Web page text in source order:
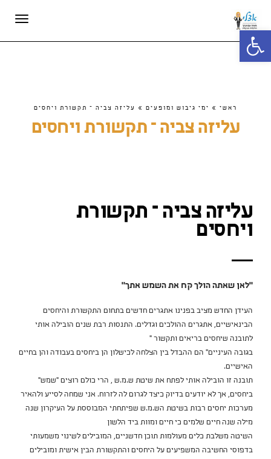
פתח סרגל נגישות
ראשי » ימי גיבוש ומופעים » עליזה צביה – תקשורת ויחסים
עליזה צביה – תקשורת ויחסים
עליזה צביה – תקשורת
ויחסים
"לאן שאתה הולך קח את השמש אתך"
העידן החדש מציב בפנינו אתגרים חדשים בתחום התקשורת והיחסים
הבינאישיים, אתגרים ההולכים וגדלים. התנסות רבת שנים הובילה אותי
לתובנה שיחסים בריאים ותקשור "
בגובה העיניים" הם ההבדל בין הצלחה לכישלון הן ביחסים בעבודה והן בחיים
האישיים.
תובנה זו הובילה אותי לפתח את שיטת ש.מ.ש , הרי כולם רוצים "שמש"
ביחסים, אך לא יודעים בדיוק כיצד לגרום לה לזרוח. אני שמחה לסייע ולהאיר
מערכות יחסים רבות בשיטת הש.מ.ש שפיתחתי המבוססת על העיקרון שנה
מילה שנה חיים שלמים כי חיים ומוות ביד הלשון
השיטה משלבת כלים מעולמות תוכן חדשניים, המובילים לשינוי משמעותי
בדפוסי החשיבה המשפיעים על היחסים והתקשורת הבין אישית ומובילים